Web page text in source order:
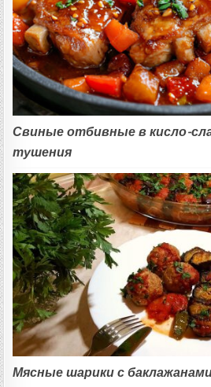
Свиные отбивные в кисло-
тушения
Мясные шарики с